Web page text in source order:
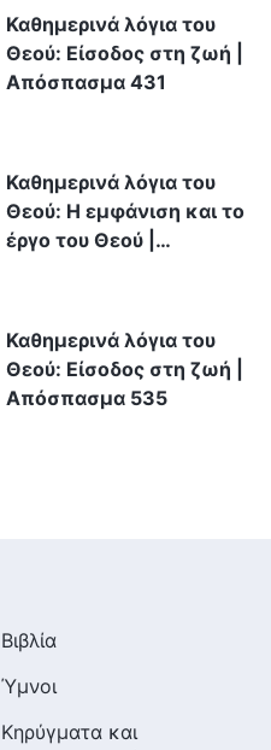
Καθημερινά λόγια του
Θεού: Είσοδος στη ζωή |
Απόσπασμα 431
Καθημερινά λόγια του
Θεού: Η εμφάνιση και το
έργο του Θεού |
Καθημερινά λόγια του
Θεού: Είσοδος στη ζωή |
Απόσπασμα 535
Βιβλία
Ύμνοι
Κηρύγματα και